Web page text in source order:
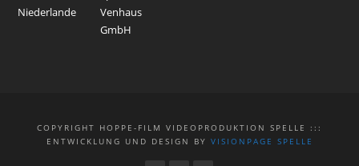
COPYRIGHT HOPPE-FILM VIDEOPRODUKTION SPELLE :::
ENTWICKLUNG UND DESIGN BY VISIONPAGE SPELLE